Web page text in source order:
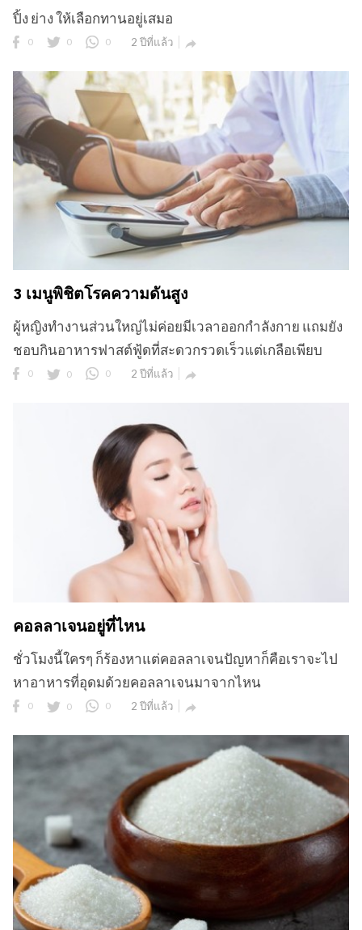
ปิ้ง ย่าง ให้เลือกทานอยู่เสมอ
0 0 0 2 ปีที่แล้ว 
3 เมนูพิชิตโรคความดันสูง
ผู้หญิงทำงานส่วนใหญ่ไม่ค่อยมีเวลาออกกำลังกาย แถมยัง
ชอบกินอาหารฟาสต์ฟู้ดที่สะดวกรวดเร็วแต่เกลือเพียบ
0 0 0 2 ปีที่แล้ว 
คอลลาเจนอยู่ที่ไหน
ชั่วโมงนี้ใครๆ ก็ร้องหาแต่คอลลาเจนปัญหาก็คือเราจะไป
หาอาหารที่อุดมด้วยคอลลาเจนมาจากไหน
0 0 0 2 ปีที่แล้ว 